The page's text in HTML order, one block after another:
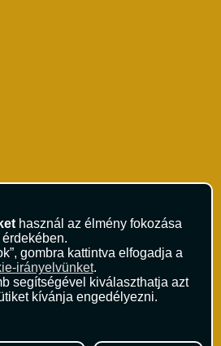
használ az élmény fokozása
érdekében.
gombra kattintva elfogadja a
irányelvünket.
segítségével kiválaszthatja azt
kívánja engedélyezni.
Feltételek
Feltételek
Feltételek